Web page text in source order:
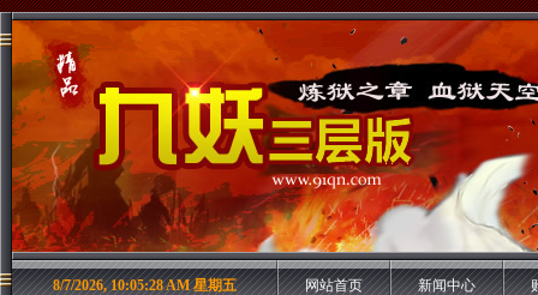
8/7/2026, 10:05:28 AM 星期五 网站首页 新闻中心